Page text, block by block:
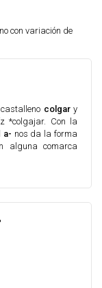
con variación de
colgary
*colgajar. Con la
a- nos da la forma
alguna comarca